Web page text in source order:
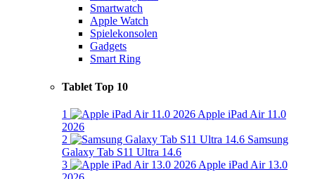
Smartwatch
Apple Watch
Spielekonsolen
Gadgets
Smart Ring
Tablet Top 10
1
Apple iPad Air 11.0
2026
2
Samsung
Galaxy Tab S11 Ultra 14.6
3
Apple iPad Air 13.0